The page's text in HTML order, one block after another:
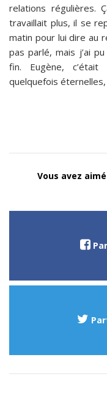
relations régulières.
travaillait plus, il se
matin pour lui dire au
pas parlé, mais j’ai
fin. Eugène,
quelquefois
Vous avez